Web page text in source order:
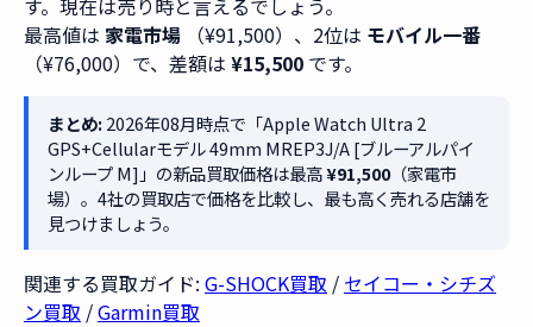
す。現在は売り時と言えるでしょう。
最高値は 家電市場 （¥91,500）、2位は モバイル一番
（¥76,000）で、差額は ¥15,500 です。
まとめ:2026年08月時点で「Apple Watch Ultra 2
GPS+Cellularモデル 49mm MREP3J/A [ブルーアルパイ
ンループ M]」の新品買取価格は最高¥91,500（家電市
場）。4社の買取店で価格を比較し、最も高く売れる店舗を
見つけましょう。
関連する買取ガイド: G-SHOCK買取 / セイコー・シチズ
ン買取 /Garmin買取